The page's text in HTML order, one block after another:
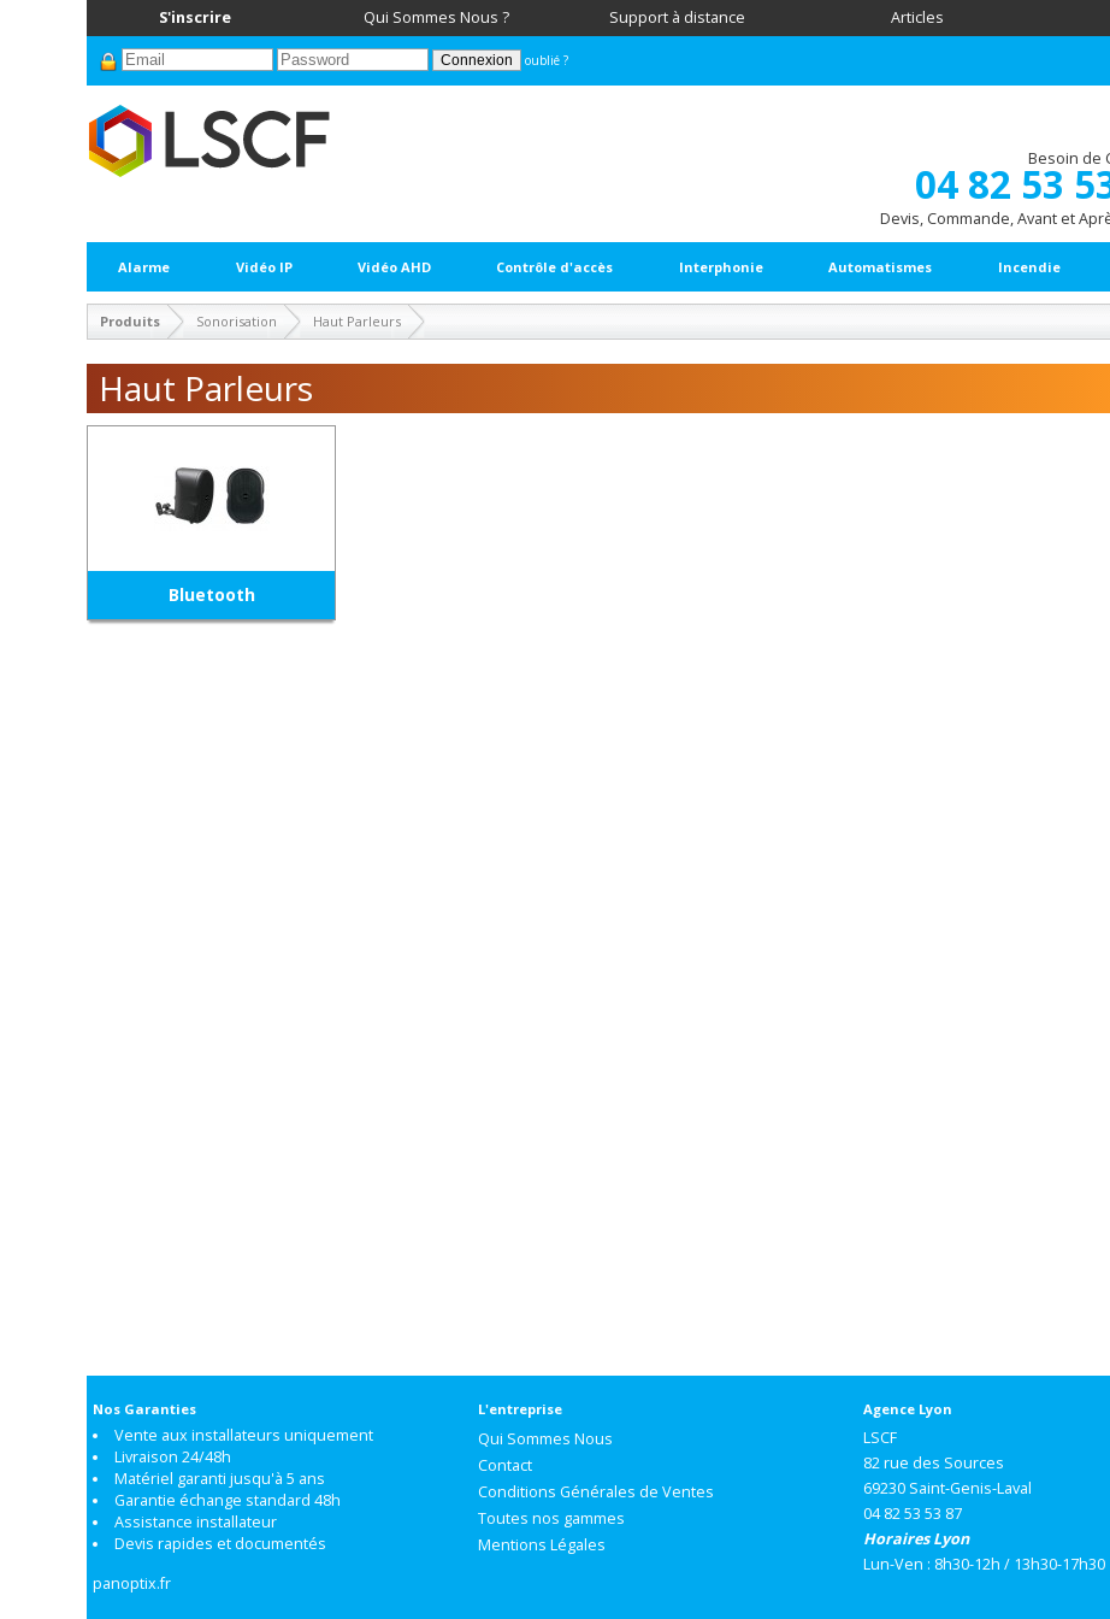
S'inscrire Qui Sommes Nous ? Support à distance Articles
oublié ?
Besoin de
04 82 53
Devis, Commande, Avant et
Alarme Vidéo IP Vidéo AHD Contrôle d'accès Interphonie Automatismes Incendie
Produits Sonorisation Haut Parleurs
Haut Parleurs
Bluetooth
Nos Garanties
Vente aux installateurs uniquement
Livraison 24/48h
Matériel garanti jusqu'à 5 ans
Garantie échange standard 48h
Assistance installateur
Devis rapides et documentés
panoptix.fr
L'entreprise
Qui Sommes Nous
Contact
Conditions Générales de Ventes
Toutes nos gammes
Mentions Légales
Agence Lyon
LSCF
82 rue des Sources
69230 Saint-Genis-Laval
04 82 53 53 87
Horaires Lyon
Lun-Ven : 8h30-12h / 13h30-17h30